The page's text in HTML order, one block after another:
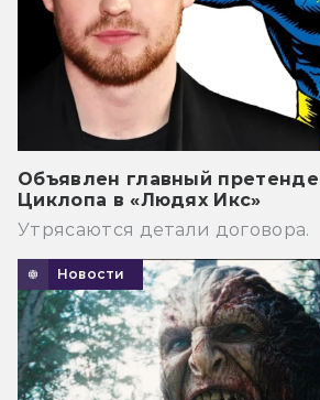
Объявлен главный
Циклопа в «Людях Икс»
Утрясаются детали договора.
Новости